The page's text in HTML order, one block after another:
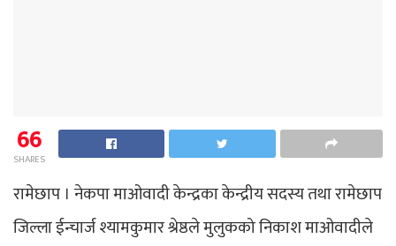
66
SHARES
रामेछाप । नेकपा माओवादी केन्द्रका केन्द्रीय सदस्य तथा रामेछाप
जिल्ला ईन्चार्ज श्यामकुमार श्रेष्ठले मुलुकको निकाश माओवादीले